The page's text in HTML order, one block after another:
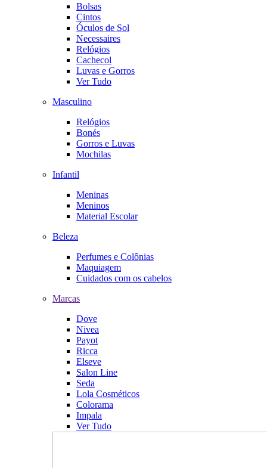
Bolsas
Cintos
Óculos de Sol
Necessaires
Relógios
Cachecol
Luvas e Gorros
Ver Tudo
Masculino
Relógios
Bonés
Gorros e Luvas
Mochilas
Infantil
Meninas
Meninos
Material Escolar
Beleza
Perfumes e Colônias
Maquiagem
Cuidados com os cabelos
Marcas
Dove
Nivea
Payot
Ricca
Elseve
Salon Line
Seda
Lola Cosméticos
Colorama
Impala
Ver Tudo